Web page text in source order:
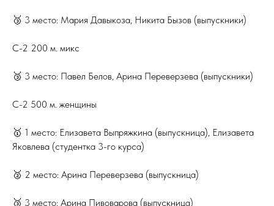
🥉 3 место: Мария Давыкоза, Никита Бызов (выпускники)
С-2 200 м. микс
🥉 3 место: Павел Белов, Арина Переверзева (выпускники)
С-2 500 м. женщины
🥇 1 место: Елизавета Выпряжкина (выпускница), Елизавета
Яковлева (студентка 3-го курса)
🥈 2 место: Арина Переверзева (выпускница)
🥉 3 место: Арина Пивоварова (выпускница)